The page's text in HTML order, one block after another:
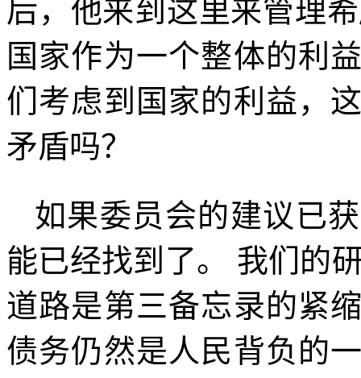
后，他来到这里来管理
国家作为一个整体的利
们考虑到国家的利益，
矛盾吗？
如果委员会的建议已
能已经找到了。 我们的
道路是第三备忘录的紧
债务仍然是人民背负的